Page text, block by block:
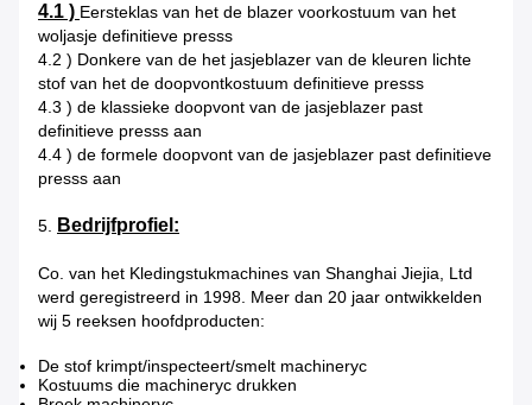
4.1 ) Eersteklas van het de blazer voorkostuum van het
woljasje definitieve presss
4.2 ) Donkere van de het jasjeblazer van de kleuren lichte
stof van het de doopvontkostuum definitieve presss
4.3 ) de klassieke doopvont van de jasjeblazer past
definitieve presss aan
4.4 ) de formele doopvont van de jasjeblazer past definitieve
presss aan
5. Bedrijfprofiel:
Co. van het Kledingstukmachines van Shanghai Jiejia, Ltd
werd geregistreerd in 1998. Meer dan 20 jaar ontwikkelden
wij 5 reeksen hoofdproducten:
De stof krimpt/inspecteert/smelt machineryc
Kostuums die machineryc drukken